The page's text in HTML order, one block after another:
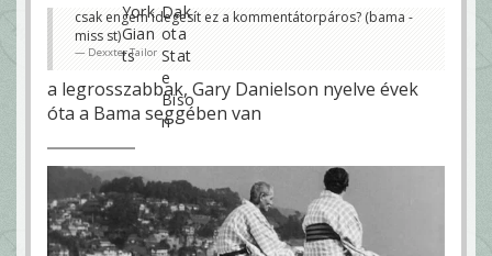
csak engem idegesít ez a kommentátorpáros? (bama -
miss st)
Dexxter Tailor
a legrosszabbak, Gary Danielson nyelve évek
óta a Bama seggében van